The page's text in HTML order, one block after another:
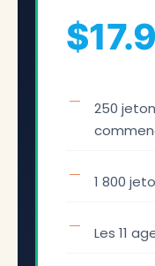
250
1 800
Les 11